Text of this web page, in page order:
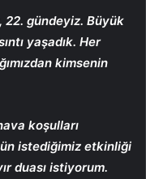
22. gündeyiz. Büyük
yaşadık. Her
kimsenin
koşulları
istediğimiz etkinliği
duası istiyorum.